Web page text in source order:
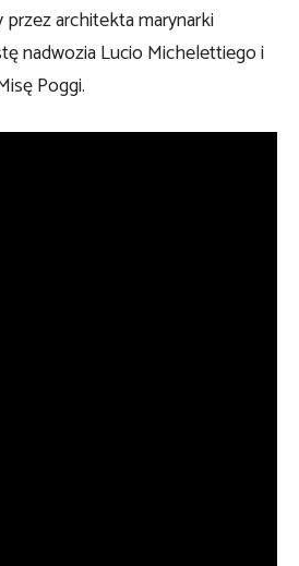
architekta marynarki
nadwozia Lucio Michelettiego i
Poggi.